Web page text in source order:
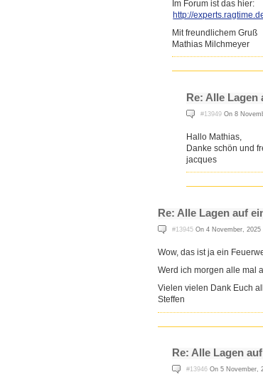
Im Forum ist das hier:
http://
Mit freundlichem Gruß
Mathias Milchmeyer
Re: Alle Lagen
#13949 On 8
Hallo Mathias,
Danke schön und
jacques
Re: Alle Lagen auf
#13945 On 4 November, 2025
Wow, das ist ja ein
Werd ich morgen alle mal
Vielen vielen Dank Euch
Steffen
Re: Alle Lagen
#13946 On 5 November,